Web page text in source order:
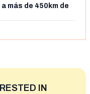
más de 450km de
IN